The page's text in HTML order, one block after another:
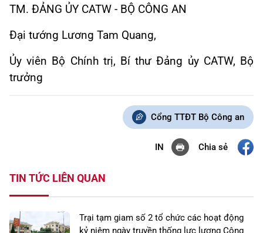
TM. ĐẢNG ỦY CATW - BỘ CÔNG AN
Đại tướng Lương Tam Quang,
Ủy viên Bộ Chính trị, Bí thư Đảng ủy CATW, Bộ
trưởng
Cổng TTĐT Bộ Công an
IN Chia sẻ
TIN TỨC LIÊN QUAN
Trại tạm giam số 2 tổ chức các hoạt động
kỷ niệm ngày truyền thống lực lượng Công